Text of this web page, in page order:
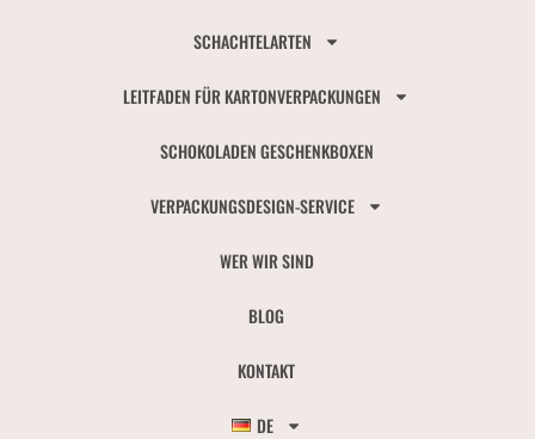
SCHACHTELARTEN
LEITFADEN FÜR KARTONVERPACKUNGEN
SCHOKOLADEN GESCHENKBOXEN
VERPACKUNGSDESIGN-SERVICE
WER WIR SIND
BLOG
KONTAKT
DE